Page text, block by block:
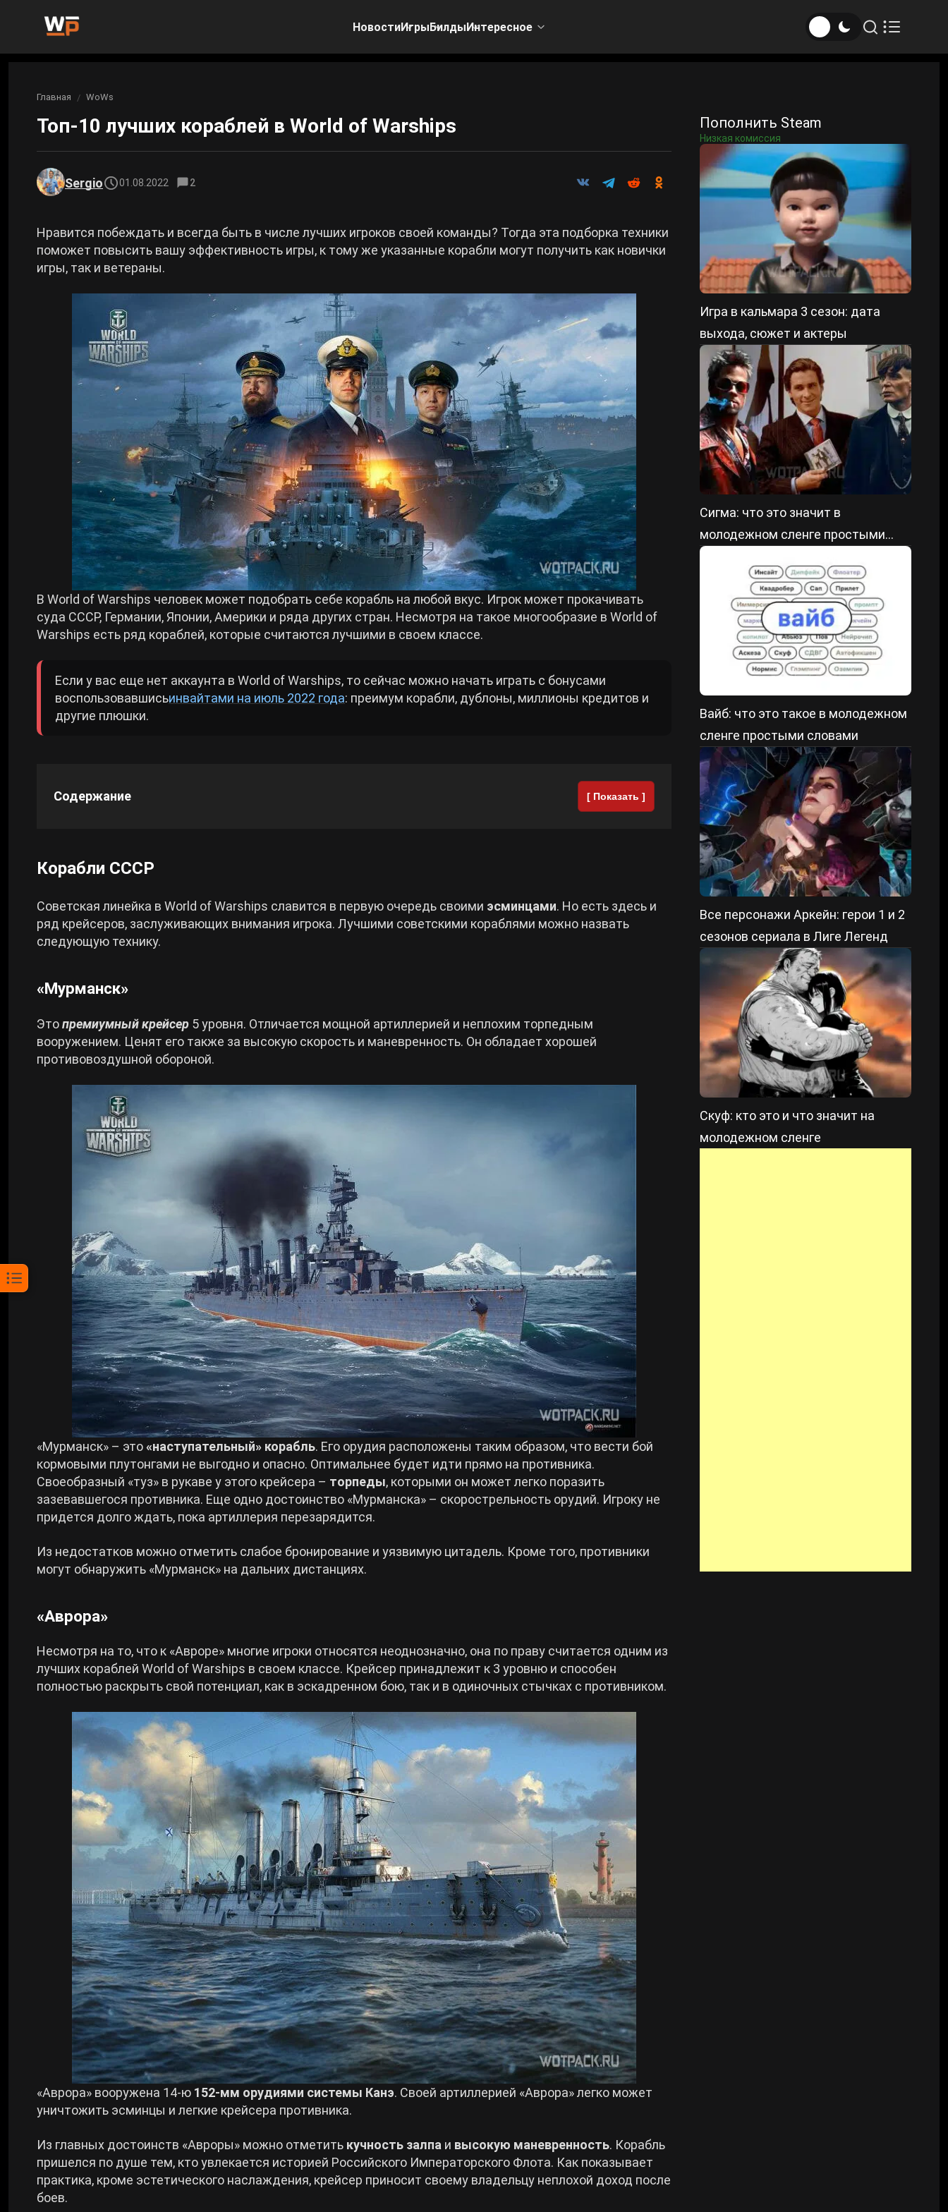
НовостиИгрыБилдыИнтересное
Новости Genshin Impact
Новости Honkai: Star Rail
Новости Zenless Zone Zero
Honkai: Star Rail
Neverness to Everness
Gothic 1 Remake
Arknights: Endfield
Crimson Desert
Zenless Zone Zero
Kingdom Come: Deliverance 2
Path of Exile 2
Wuthering Waves
Hogwarts Legacy
Cyberpunk 2077
Все игры
Билды Genshin Impact
Билды Zenless Zone Zero
Билды Arknights: Endfield
Билды Wuthering Waves
Билды Cyberpunk 2077
Билды Path of Exile 2
Интересное
Аниме
Фильмы и сериалы
Вы здесь:
Главная WoWs
Топ-10 лучших кораблей в World of Warships
Sergio 01.08.2022 2
Нравится побеждать и всегда быть в числе лучших игроков своей команды? Тогда эта подборка техники
поможет повысить вашу эффективность игры, к тому же указанные корабли могут получить как новички
игры, так и ветераны.
В World of Warships человек может подобрать себе корабль на любой вкус. Игрок может прокачивать
суда СССР, Германии, Японии, Америки и ряда других стран. Несмотря на такое многообразие в World of
Warships есть ряд кораблей, которые считаются лучшими в своем классе.
Если у вас еще нет аккаунта в World of Warships, то сейчас можно начать играть с бонусами
воспользовавшисьинвайтами на июль 2022 года: преимум корабли, дублоны, миллионы кредитов и
другие плюшки.
Содержание [ Показать ]
Корабли СССР
Советская линейка в World of Warships славится в первую очередь своими эсминцами. Но есть здесь и
ряд крейсеров, заслуживающих внимания игрока. Лучшими советскими кораблями можно назвать
следующую технику.
«Мурманск»
Этопремиумный крейсер 5 уровня. Отличается мощной артиллерией и неплохим торпедным
вооружением. Ценят его также за высокую скорость и маневренность. Он обладает хорошей
противовоздушной обороной.
«Мурманск» – это«наступательный» корабль. Его орудия расположены таким образом, что вести бой
кормовыми плутонгами не выгодно и опасно. Оптимальнее будет идти прямо на противника.
Своеобразный «туз» в рукаве у этого крейсера – торпеды, которыми он может легко поразить
зазевавшегося противника. Еще одно достоинство «Мурманска» – скорострельность орудий. Игроку не
придется долго ждать, пока артиллерия перезарядится.
Из недостатков можно отметить слабое бронирование и уязвимую цитадель. Кроме того, противники
могут обнаружить «Мурманск» на дальних дистанциях.
«Аврора»
Несмотря на то, что к «Авроре» многие игроки относятся неоднозначно, она по праву считается одним из
лучших кораблей World of Warships в своем классе. Крейсер принадлежит к 3 уровню и способен
полностью раскрыть свой потенциал, как в эскадренном бою, так и в одиночных стычках с противником.
«Аврора» вооружена 14-ю 152-мм орудиями системы Канэ. Своей артиллерией «Аврора» легко может
уничтожить эсминцы и легкие крейсера противника.
Из главных достоинств «Авроры» можно отметить кучность залпа и высокую маневренность. Корабль
пришелся по душе тем, кто увлекается историей Российского Императорского Флота. Как показывает
практика, кроме эстетического наслаждения, крейсер приносит своему владельцу неплохой доход после
боев.
Пополнить Steam
Низкая комиссия
Игра в кальмара 3 сезон: дата
выхода, сюжет и актеры
Сигма: что это значит в
молодежном сленге простыми
Вайб: что это такое в молодежном
сленге простыми словами
Все персонажи Аркейн: герои 1 и 2
сезонов сериала в Лиге Легенд
Скуф: кто это и что значит на
молодежном сленге